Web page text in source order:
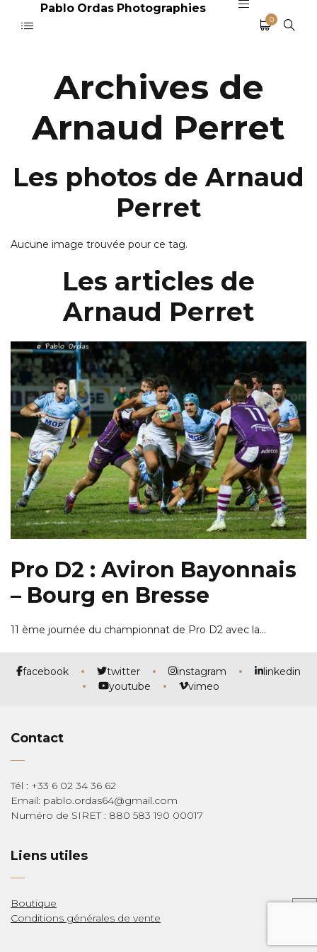
Pablo Ordas Photographies
0
Archives de
Arnaud Perret
Les photos de Arnaud
Perret
Aucune image trouvée pour ce tag.
Les articles de
Arnaud Perret
Pro D2 : Aviron Bayonnais
– Bourg en Bresse
11 ème journée du championnat de Pro D2 avec la…
facebook twitter instagram
linkedin
youtube
vimeo
Contact
Tél : +33 6 02 34 36 62
Email: pablo.ordas64@gmail.com
Numéro de SIRET : 880 583 190 00017
Liens utiles
Boutique
Conditions générales de vente